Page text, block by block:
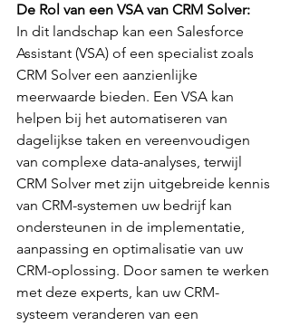
De Rol van een VSA van CRM Solver:
In dit landschap kan een Salesforce
Assistant (VSA) of een specialist zoals
CRM Solver een aanzienlijke
meerwaarde bieden. Een VSA kan
helpen bij het automatiseren van
dagelijkse taken en vereenvoudigen
van complexe data-analyses, terwijl
CRM Solver met zijn uitgebreide kennis
van CRM-systemen uw bedrijf kan
ondersteunen in de implementatie,
aanpassing en optimalisatie van uw
CRM-oplossing. Door samen te werken
met deze experts, kan uw CRM-
systeem veranderen van een